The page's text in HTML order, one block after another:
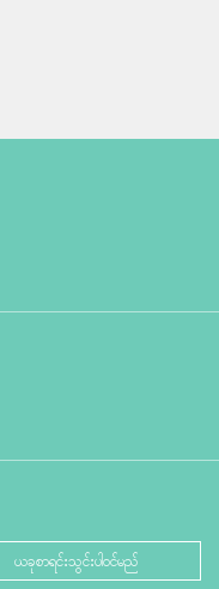
ယခုစာရင်းသွင်းပါဝင်မည်